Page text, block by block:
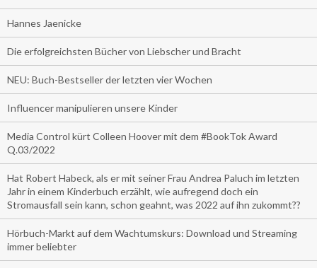
Hannes Jaenicke
Die erfolgreichsten Bücher von Liebscher und Bracht
NEU: Buch-Bestseller der letzten vier Wochen
Influencer manipulieren unsere Kinder
Media Control kürt Colleen Hoover mit dem #BookTok Award
Q.03/2022
Hat Robert Habeck, als er mit seiner Frau Andrea Paluch im letzten
Jahr in einem Kinderbuch erzählt, wie aufregend doch ein
Stromausfall sein kann, schon geahnt, was 2022 auf ihn zukommt??
Hörbuch-Markt auf dem Wachtumskurs: Download und Streaming
immer beliebter